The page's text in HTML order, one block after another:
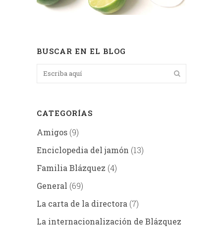
BUSCAR EN EL BLOG
CATEGORÍAS
Amigos (9)
Enciclopedia del jamón (13)
Familia Blázquez (4)
General (69)
La carta de la directora (7)
La internacionalización de Blázquez